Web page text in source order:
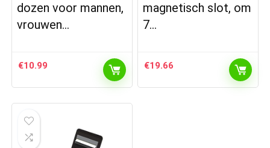
dozen voor mannen,
vrouwen…
€10.99
magnetisch slot, om
7…
€19.66